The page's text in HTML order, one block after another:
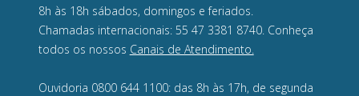
8h às 18h sábados, domingos e feriados.
Chamadas internacionais: 55 47 3381 8740. Conheça
todos os nossos Canais de Atendimento.
Ouvidoria 0800 644 1100: das 8h às 17h, de segunda